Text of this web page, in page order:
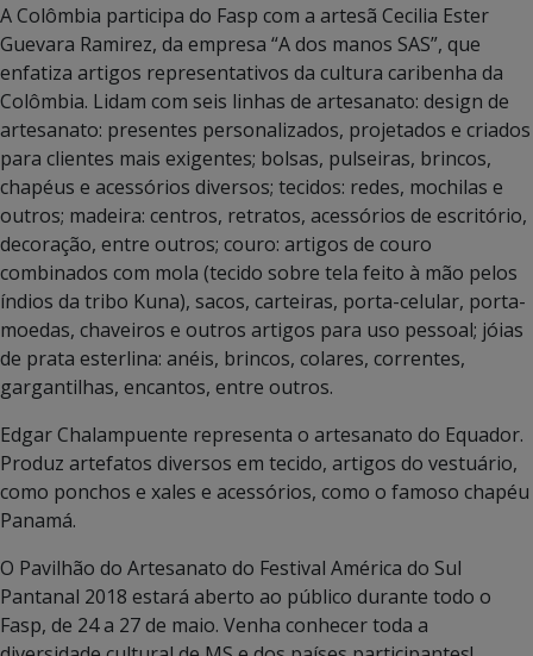
A Colômbia participa do Fasp com a artesã Cecilia Ester
Guevara Ramirez, da empresa “A dos manos SAS”, que
enfatiza artigos representativos da cultura caribenha da
Colômbia. Lidam com seis linhas de artesanato: design de
artesanato: presentes personalizados, projetados e criados
para clientes mais exigentes; bolsas, pulseiras, brincos,
chapéus e acessórios diversos; tecidos: redes, mochilas e
outros; madeira: centros, retratos, acessórios de escritório,
decoração, entre outros; couro: artigos de couro
combinados com mola (tecido sobre tela feito à mão pelos
índios da tribo Kuna), sacos, carteiras, porta-celular, porta-
moedas, chaveiros e outros artigos para uso pessoal; jóias
de prata esterlina: anéis, brincos, colares, correntes,
gargantilhas, encantos, entre outros.
Edgar Chalampuente representa o artesanato do Equador.
Produz artefatos diversos em tecido, artigos do vestuário,
como ponchos e xales e acessórios, como o famoso chapéu
Panamá.
O Pavilhão do Artesanato do Festival América do Sul
Pantanal 2018 estará aberto ao público durante todo o
Fasp, de 24 a 27 de maio. Venha conhecer toda a